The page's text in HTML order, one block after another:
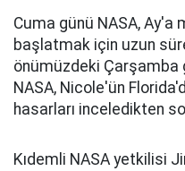
Cuma günü NASA,
başlatmak için uzun
önümüzdeki Çarşamba
NASA, Nicole'ün
hasarları inceledikten
Kıdemli NASA yetkilisi